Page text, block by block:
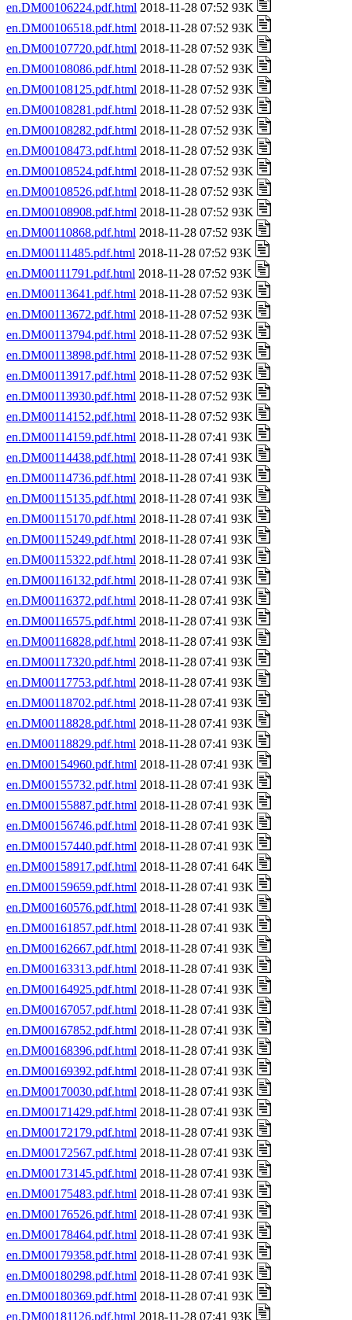
en.DM00106224.pdf.html 2018-11-28 07:52 93K
en.DM00106518.pdf.html 2018-11-28 07:52 93K
en.DM00107720.pdf.html 2018-11-28 07:52 93K
en.DM00108086.pdf.html 2018-11-28 07:52 93K
en.DM00108125.pdf.html 2018-11-28 07:52 93K
en.DM00108281.pdf.html 2018-11-28 07:52 93K
en.DM00108282.pdf.html 2018-11-28 07:52 93K
en.DM00108473.pdf.html 2018-11-28 07:52 93K
en.DM00108524.pdf.html 2018-11-28 07:52 93K
en.DM00108526.pdf.html 2018-11-28 07:52 93K
en.DM00108908.pdf.html 2018-11-28 07:52 93K
en.DM00110868.pdf.html 2018-11-28 07:52 93K
en.DM00111485.pdf.html 2018-11-28 07:52 93K
en.DM00111791.pdf.html 2018-11-28 07:52 93K
en.DM00113641.pdf.html 2018-11-28 07:52 93K
en.DM00113672.pdf.html 2018-11-28 07:52 93K
en.DM00113794.pdf.html 2018-11-28 07:52 93K
en.DM00113898.pdf.html 2018-11-28 07:52 93K
en.DM00113917.pdf.html 2018-11-28 07:52 93K
en.DM00113930.pdf.html 2018-11-28 07:52 93K
en.DM00114152.pdf.html 2018-11-28 07:52 93K
en.DM00114159.pdf.html 2018-11-28 07:41 93K
en.DM00114438.pdf.html 2018-11-28 07:41 93K
en.DM00114736.pdf.html 2018-11-28 07:41 93K
en.DM00115135.pdf.html 2018-11-28 07:41 93K
en.DM00115170.pdf.html 2018-11-28 07:41 93K
en.DM00115249.pdf.html 2018-11-28 07:41 93K
en.DM00115322.pdf.html 2018-11-28 07:41 93K
en.DM00116132.pdf.html 2018-11-28 07:41 93K
en.DM00116372.pdf.html 2018-11-28 07:41 93K
en.DM00116575.pdf.html 2018-11-28 07:41 93K
en.DM00116828.pdf.html 2018-11-28 07:41 93K
en.DM00117320.pdf.html 2018-11-28 07:41 93K
en.DM00117753.pdf.html 2018-11-28 07:41 93K
en.DM00118702.pdf.html 2018-11-28 07:41 93K
en.DM00118828.pdf.html 2018-11-28 07:41 93K
en.DM00118829.pdf.html 2018-11-28 07:41 93K
en.DM00154960.pdf.html 2018-11-28 07:41 93K
en.DM00155732.pdf.html 2018-11-28 07:41 93K
en.DM00155887.pdf.html 2018-11-28 07:41 93K
en.DM00156746.pdf.html 2018-11-28 07:41 93K
en.DM00157440.pdf.html 2018-11-28 07:41 93K
en.DM00158917.pdf.html 2018-11-28 07:41 64K
en.DM00159659.pdf.html 2018-11-28 07:41 93K
en.DM00160576.pdf.html 2018-11-28 07:41 93K
en.DM00161857.pdf.html 2018-11-28 07:41 93K
en.DM00162667.pdf.html 2018-11-28 07:41 93K
en.DM00163313.pdf.html 2018-11-28 07:41 93K
en.DM00164925.pdf.html 2018-11-28 07:41 93K
en.DM00167057.pdf.html 2018-11-28 07:41 93K
en.DM00167852.pdf.html 2018-11-28 07:41 93K
en.DM00168396.pdf.html 2018-11-28 07:41 93K
en.DM00169392.pdf.html 2018-11-28 07:41 93K
en.DM00170030.pdf.html 2018-11-28 07:41 93K
en.DM00171429.pdf.html 2018-11-28 07:41 93K
en.DM00172179.pdf.html 2018-11-28 07:41 93K
en.DM00172567.pdf.html 2018-11-28 07:41 93K
en.DM00173145.pdf.html 2018-11-28 07:41 93K
en.DM00175483.pdf.html 2018-11-28 07:41 93K
en.DM00176526.pdf.html 2018-11-28 07:41 93K
en.DM00178464.pdf.html 2018-11-28 07:41 93K
en.DM00179358.pdf.html 2018-11-28 07:41 93K
en.DM00180298.pdf.html 2018-11-28 07:41 93K
en.DM00180369.pdf.html 2018-11-28 07:41 93K
en.DM00181126.pdf.html 2018-11-28 07:41 93K